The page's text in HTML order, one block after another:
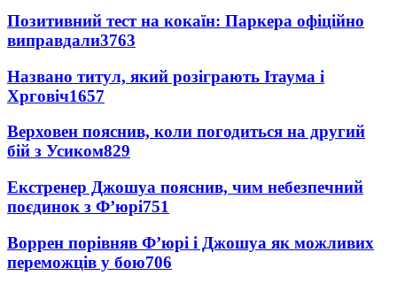
Позитивний тест на кокаїн: Паркера офіційно
виправдали3763
Названо титул, який розіграють Ітаума і
Хрговіч1657
Верховен пояснив, коли погодиться на другий
бій з Усиком829
Екстренер Джошуа пояснив, чим небезпечний
поєдинок з Ф’юрі751
Воррен порівняв Ф’юрі і Джошуа як можливих
переможців у бою706